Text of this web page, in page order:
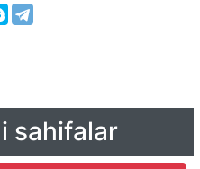
sahifalar